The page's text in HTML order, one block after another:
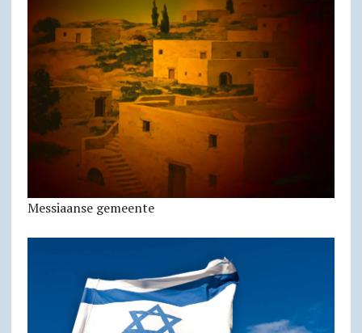
Messiaanse gemeente